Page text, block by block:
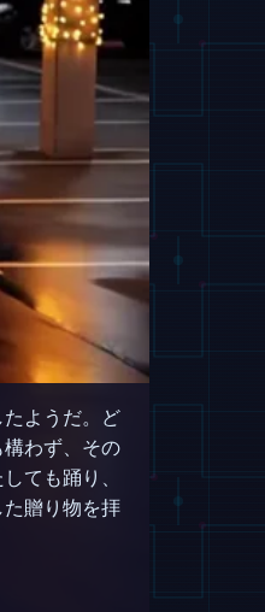
ようだ。ど
わず、その
ても踊り、
贈り物を拝